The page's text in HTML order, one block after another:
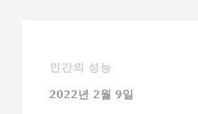
인간의 성능
2022년 2월 9일